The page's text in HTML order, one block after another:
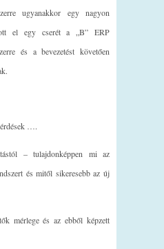
ugyanakkor egy nagyon
el egy cserét a „B” ERP
és a bevezetést követően
….
– tulajdonképpen mi az
és mitől sikeresebb az új
mérlege és az ebből képzett